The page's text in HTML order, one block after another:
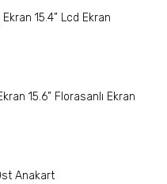
15.4” Lcd Ekran
15.6” Florasanlı Ekran
Anakart